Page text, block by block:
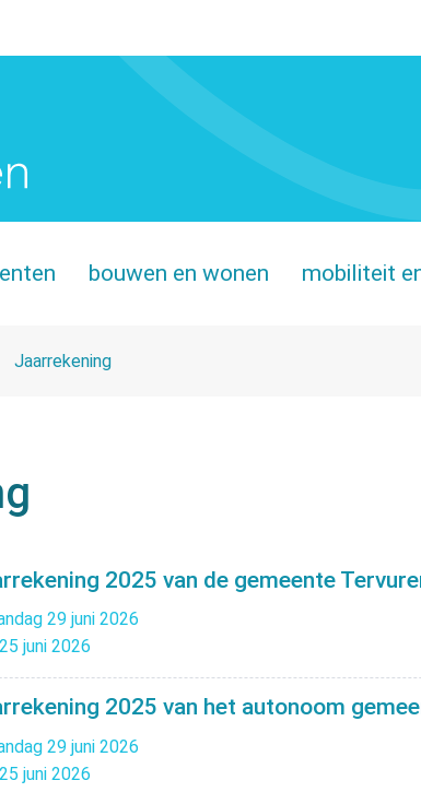
bouwen en wonen mobiliteit
Jaarrekening
2025 van de gemeente
29 juni 2026
juni 2026
2025 van het autonoom
29 juni 2026
juni 2026